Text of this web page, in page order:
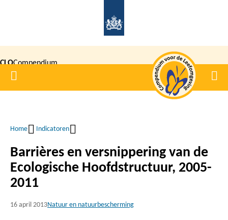
inhoud
gaan
CLOCompendium
voor de
Home
Kruimelpad
Home Indicatoren
Barrières en versnippering van de
Ecologische Hoofdstructuur, 2005-
2011
16 april 2013Natuur en natuurbescherming